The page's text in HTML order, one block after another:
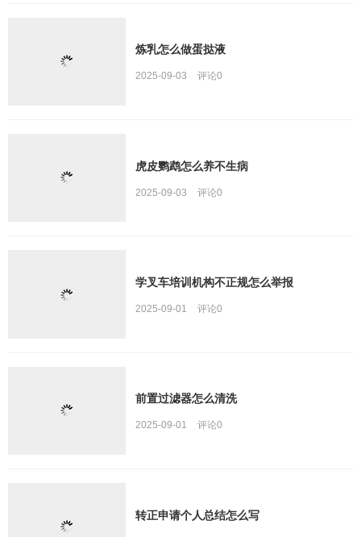
炼乳怎么做蛋挞液
2025-09-03 评论0
虎皮鹦鹉怎么养不生病
2025-09-03 评论0
学叉车培训机构不正规怎么举报
2025-09-01 评论0
前置过滤器怎么清洗
2025-09-01 评论0
转正申请个人总结怎么写